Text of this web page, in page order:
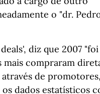
o "dr.
diz que 2007
mais compraram
de
os dados estatísticos